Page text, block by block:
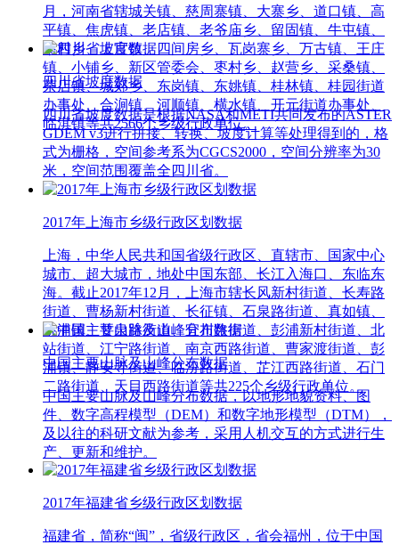
月，河南省辖城关镇、慈周寨镇、大寨乡、道口镇、高
平镇、焦虎镇、老店镇、老爷庙乡、留固镇、牛屯镇、
桑村乡、上官镇、四间房乡、瓦岗寨乡、万古镇、王庄
镇、小铺乡、新区管委会、枣村乡、赵营乡、采桑镇、
茶店镇、城郊乡、东岗镇、东姚镇、桂林镇、桂园街道
办事处、合涧镇、河顺镇、横水镇、开元街道办事处、
临淇镇等共2566个乡级行政单位。
四川省坡度数据
四川省坡度数据是根据NASA和METI共同发布的ASTER
GDEM v3进行拼接、转换、坡度计算等处理得到的，格
式为栅格，空间参考系为CGCS2000，空间分辨率为30
米，空间范围覆盖全四川省。
2017年上海市乡级行政区划数据
上海，中华人民共和国省级行政区、直辖市、国家中心
城市、超大城市，地处中国东部、长江入海口、东临东
海。截止2017年12月，上海市辖长风新村街道、长寿路
街道、曹杨新村街道、长征镇、石泉路街道、真如镇、
桃浦镇、甘泉路街道、宜川路街道、彭浦新村街道、北
站街道、江宁路街道、南京西路街道、曹家渡街道、彭
浦镇、静安寺街道、临汾路街道、芷江西路街道、石门
二路街道、天目西路街道等共225个乡级行政单位。
中国主要山脉及山峰分布数据
中国主要山脉及山峰分布数据，以地形地貌资料、图
件、数字高程模型（DEM）和数字地形模型（DTM），
及以往的科研文献为参考，采用人机交互的方式进行生
产、更新和维护。
2017年福建省乡级行政区划数据
福建省，简称“闽”，省级行政区，省会福州，位于中国